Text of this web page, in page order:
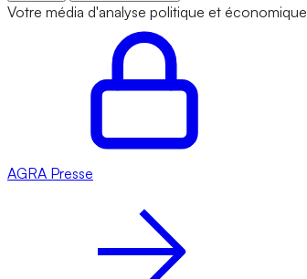
Votre média d'analyse politique et économique
AGRA Presse